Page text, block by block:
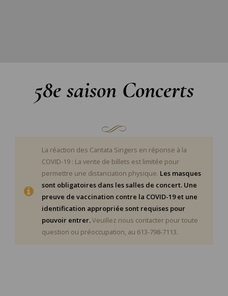
58e saison Concerts
La réaction des Cantata Singers en réponse à la
COVID-19 : La vente de billets est limitée pour
permettre une distanciation physique. Les masques
sont obligatoires dans les salles de concert. Une
preuve de vaccination contre la COVID-19 et une
identification appropriée sont requises pour
pouvoir entrer.Veuillez nous contacter pour toute
question ou préoccupation, au 613-798-7113.